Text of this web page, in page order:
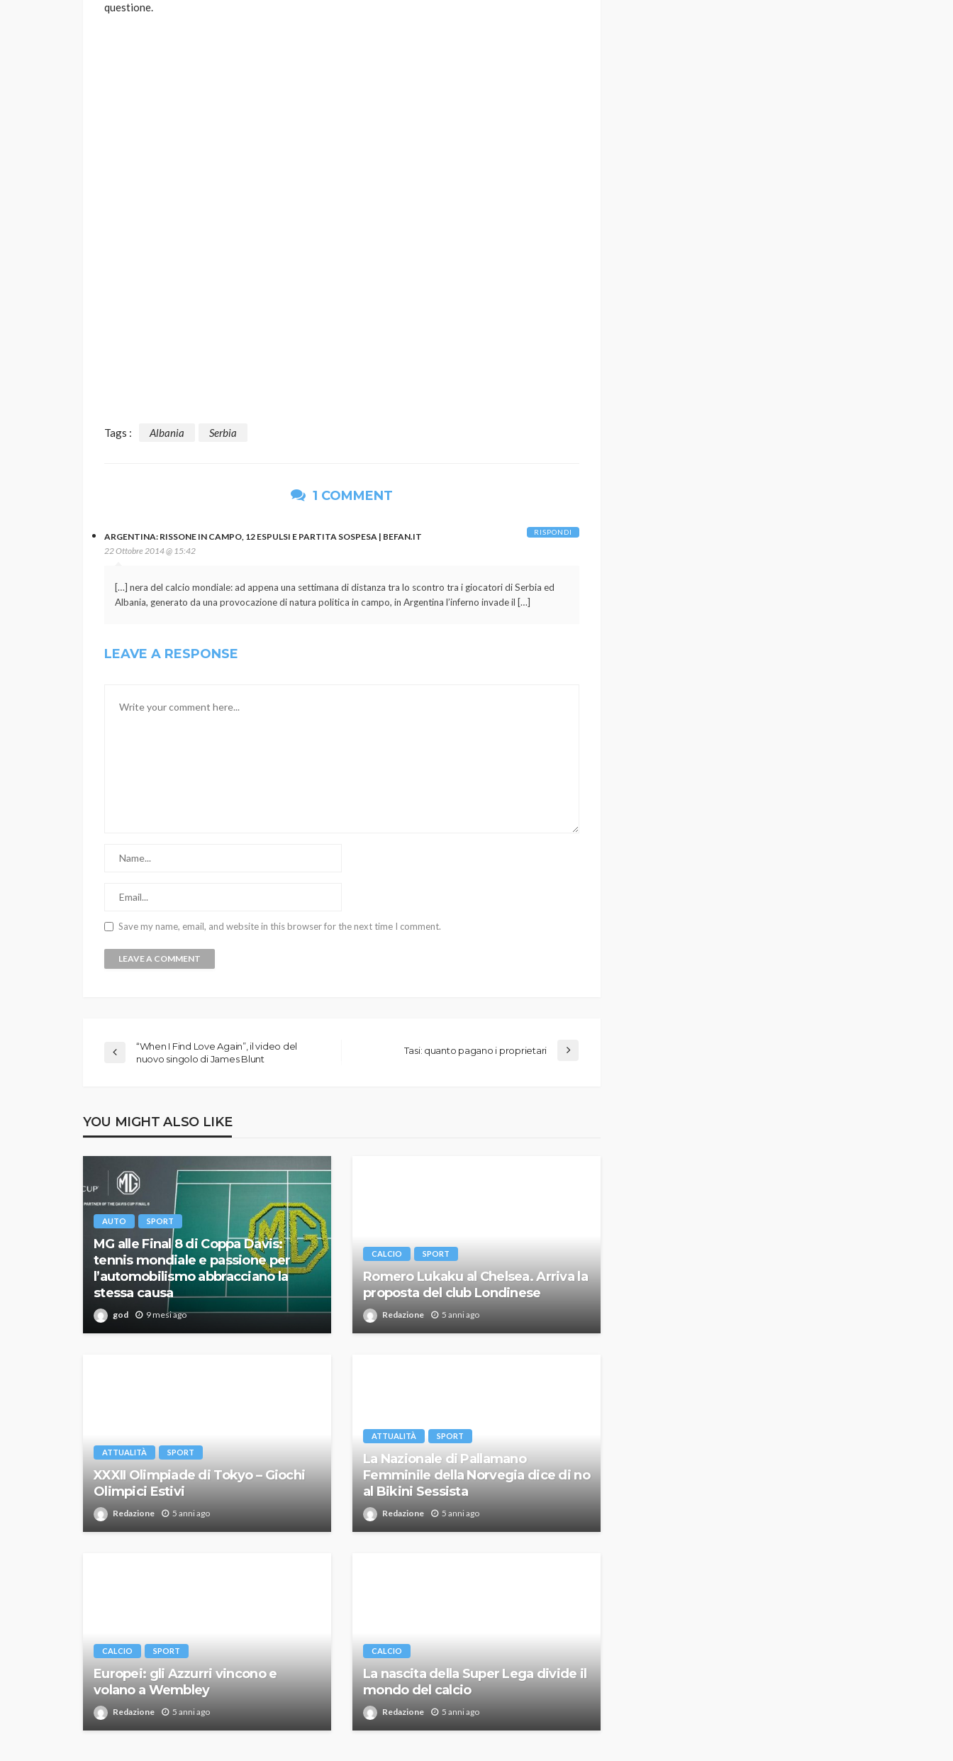
questione.
Tags : Albania Serbia
1 COMMENT
ARGENTINA: RISSONE IN CAMPO, 12 ESPULSI E PARTITA SOSPESA | BEFAN.IT
22 Ottobre 2014 @ 15:42
[…] nera del calcio mondiale: ad appena una settimana di distanza tra lo scontro tra i giocatori di Serbia ed
Albania, generato da una provocazione di natura politica in campo, in Argentina l’inferno invade il […]
RISPONDI
LEAVE A RESPONSE
Save my name, email, and website in this browser for the next time I comment.
“When I Find Love Again”, il video del
nuovo singolo di James Blunt
Tasi: quanto pagano i proprietari
YOU MIGHT ALSO LIKE
AUTO SPORT
MG alle Final 8 di Coppa Davis:
tennis mondiale e passione per
l’automobilismo abbracciano la
stessa causa
god 9 mesi ago
CALCIO SPORT
Romero Lukaku al Chelsea. Arriva la
proposta del club Londinese
Redazione 5 anni ago
ATTUALITÀ SPORT
XXXII Olimpiade di Tokyo – Giochi
Olimpici Estivi
Redazione 5 anni ago
ATTUALITÀ SPORT
La Nazionale di Pallamano
Femminile della Norvegia dice di no
al Bikini Sessista
Redazione 5 anni ago
CALCIO SPORT
Europei: gli Azzurri vincono e
volano a Wembley
Redazione 5 anni ago
CALCIO
La nascita della Super Lega divide il
mondo del calcio
Redazione 5 anni ago